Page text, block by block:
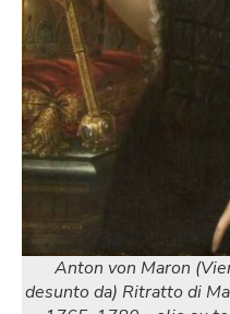
Anton von Maron
desunto da) Ritratto di